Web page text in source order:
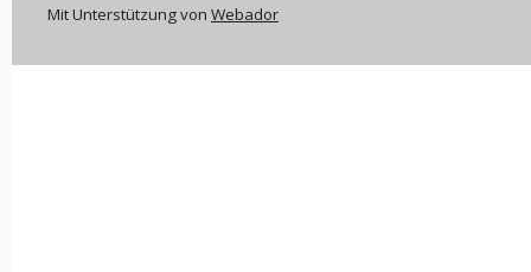
Mit Unterstützung von Webador